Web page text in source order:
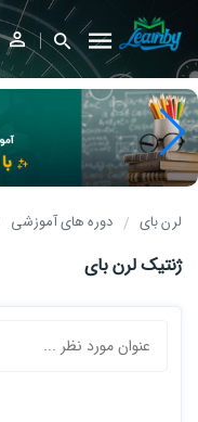
لرن بای دوره های آموزشی
ژنتیک لرن بای